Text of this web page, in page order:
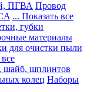
ПГВА Провод
... Показать все
губки
материалы
для очистки пыли
шайб, шплинтов
колец Наборы